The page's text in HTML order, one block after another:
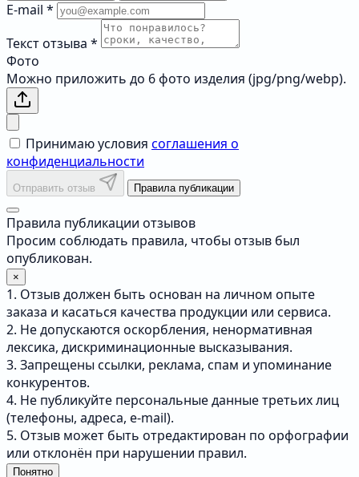
E-mail *
Текст отзыва *
Фото
Можно приложить до 6 фото изделия (jpg/png/webp).
Принимаю условия соглашения о
конфиденциальности
Отправить отзыв Правила публикации
Правила публикации отзывов
Просим соблюдать правила, чтобы отзыв был
опубликован.
×
1. Отзыв должен быть основан на личном опыте
заказа и касаться качества продукции или сервиса.
2. Не допускаются оскорбления, ненормативная
лексика, дискриминационные высказывания.
3. Запрещены ссылки, реклама, спам и упоминание
конкурентов.
4. Не публикуйте персональные данные третьих лиц
(телефоны, адреса, e-mail).
5. Отзыв может быть отредактирован по орфографии
или отклонён при нарушении правил.
Понятно